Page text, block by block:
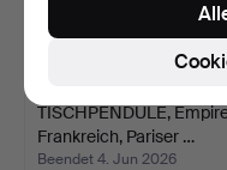
TISCHPENDULE,
Frankreich, Pariser …
Beendet 4. Jun 2026